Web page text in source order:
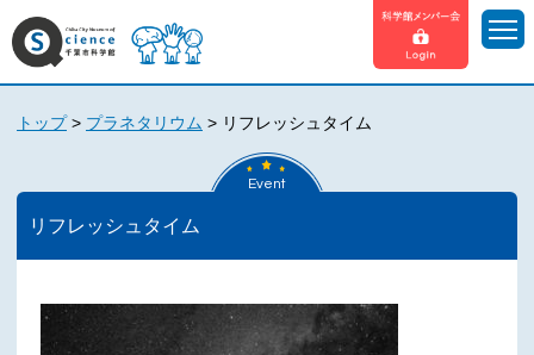
トップ> プラネタリウム > リフレッシュタイム
Event
リフレッシュタイム